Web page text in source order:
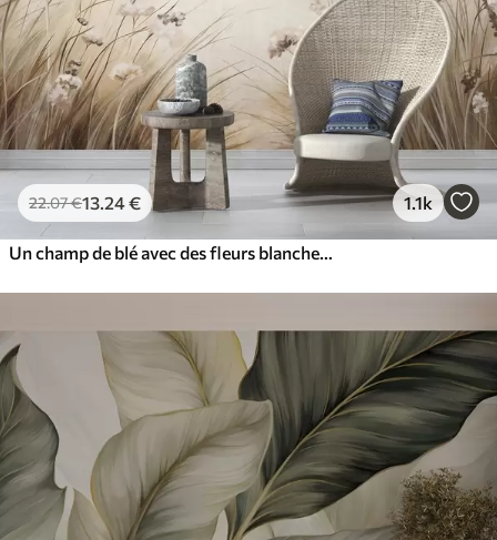
22.07€13 .24€ 1.1k